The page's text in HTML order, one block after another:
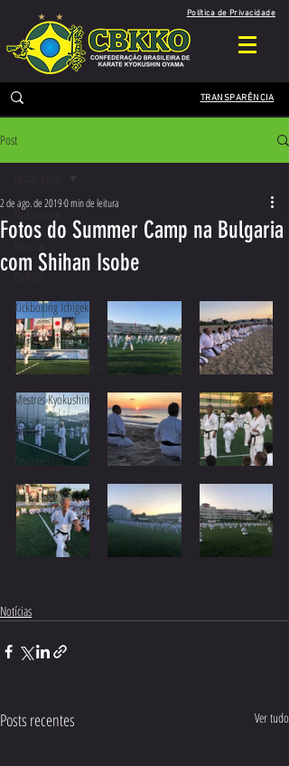
Política de Privacidade
TRANSPARÊNCIA
Post
Todos posts
Eventos
Kickboxing Ichigeki
Karate Kyokushin
História do Kyokushin
Mestres Kyokushin
EDITAL
Documentos
Fotos do Summer Camp na Bulgaria
com Shihan Isobe
2 de ago. de 20190 min de leitura
Notícias
Posts recentes Ver tudo